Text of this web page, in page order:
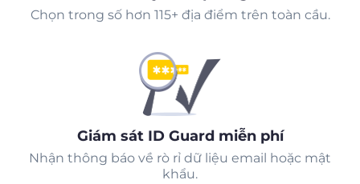
Chọn trong số hơn 115+ địa điểm trên toàn cầu.
Giám sát ID Guard miễn phí
Nhận thông báo về rò rỉ dữ liệu email hoặc mật
khẩu.